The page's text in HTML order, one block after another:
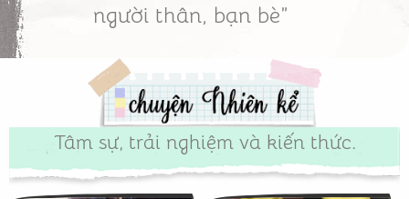
người thân, bạn bè”
Tâm sự, trải nghiệm và kiến thức.